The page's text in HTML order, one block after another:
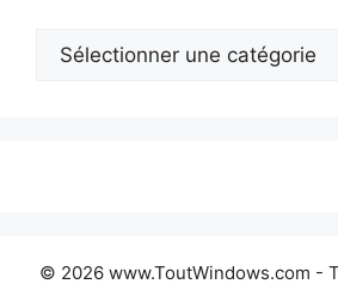
Catégories
© 2026 www.ToutWindows.com -